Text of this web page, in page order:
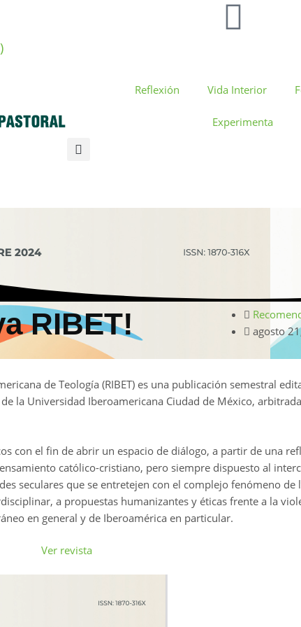
Reflexión Vida Interior
Experimenta
RIBET!
agosto
de Teología (RIBET) es una publicación semestral
la Universidad Iberoamericana Ciudad de México,
con el fin de abrir un espacio de diálogo, a partir de una
católico-cristiano, pero siempre dispuesto al
seculares que se entretejen con el complejo fenómeno de
a propuestas humanizantes y éticas frente a la
en general y de Iberoamérica en particular.
Ver revista